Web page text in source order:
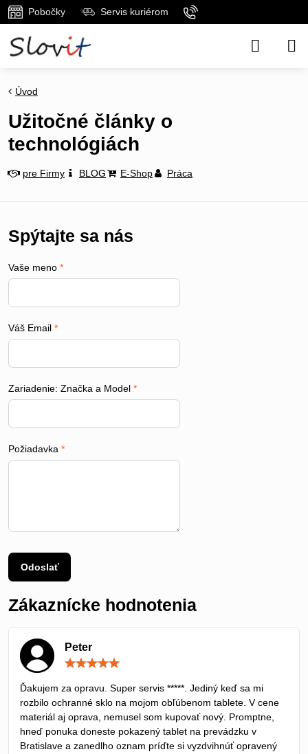
Pobočky Servis kuriérom
Úvod
Užitočné články o
technológiách
pre Firmy BLOG E-Shop Práca
Spýtajte sa nás
Vaše meno *
Váš Email *
Zariadenie: Značka a Model *
Požiadavka *
Odoslať
Zákaznícke hodnotenia
Peter
5
Ďakujem za opravu. Super servis *****. Jediný keď sa mi
rozbilo ochranné sklo na mojom obľúbenom tablete. V cene
materiál aj oprava, nemusel som kupovať nový. Promptne,
hneď ponuka doneste pokazený tablet na prevádzku v
Bratislave a zanedlho oznam príďte si vyzdvihnúť opravený